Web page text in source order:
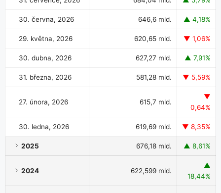
30. června, 2026 646,6 mld. ▲ 4,18%
29. května, 2026 620,65 mld. ▼ 1,06%
30. dubna, 2026 627,27 mld. ▲ 7,91%
31. března, 2026 581,28 mld. ▼ 5,59%
27. února, 2026 615,7 mld.
▼
0,64%
30. ledna, 2026 619,69 mld. ▼ 8,35%
2025 676,18 mld. ▲ 8,61%
2024 622,599 mld.
▲
18,44%